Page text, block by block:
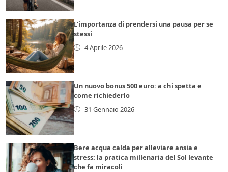
L’importanza di prendersi una pausa per se
stessi
4 Aprile 2026
Un nuovo bonus 500 euro: a chi spetta e
come richiederlo
31 Gennaio 2026
Bere acqua calda per alleviare ansia e
stress: la pratica millenaria del Sol levante
che fa miracoli